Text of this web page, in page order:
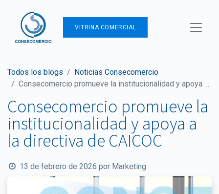
VITRINA COMERCIAL
Todos los blogs
Noticias Consecomercio
Consecomercio promueve la institucionalidad y apoya a la directiva de CAICOC
Consecomercio promueve la
institucionalidad y apoya a
la directiva de CAICOC
13 de febrero de 2026 por Marketing